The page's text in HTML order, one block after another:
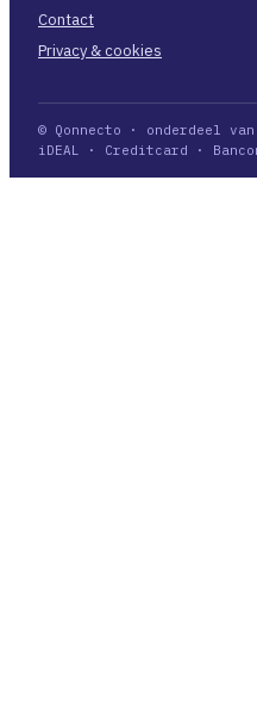
Contact
Privacy & cookies
© Qonnecto · onderdeel
iDEAL · Creditcard ·